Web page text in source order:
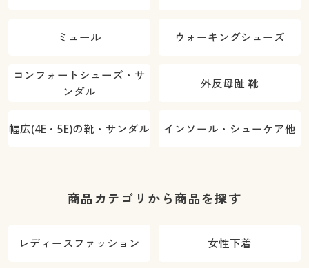
ミュール ウォーキングシューズ
コンフォートシューズ・サ
ンダル
外反母趾 靴
幅広(4E・5E)の靴・サンダル インソール・シューケア他
商品カテゴリから商品を探す
レディースファッション 女性下着